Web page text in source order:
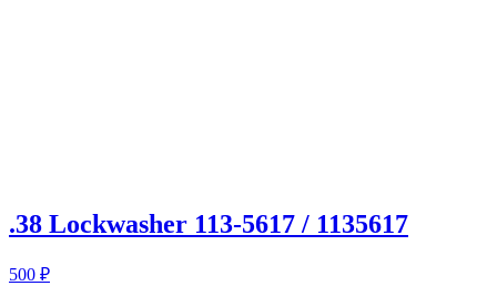
.38 Lockwasher 113-5617 / 1135617
500 ₽